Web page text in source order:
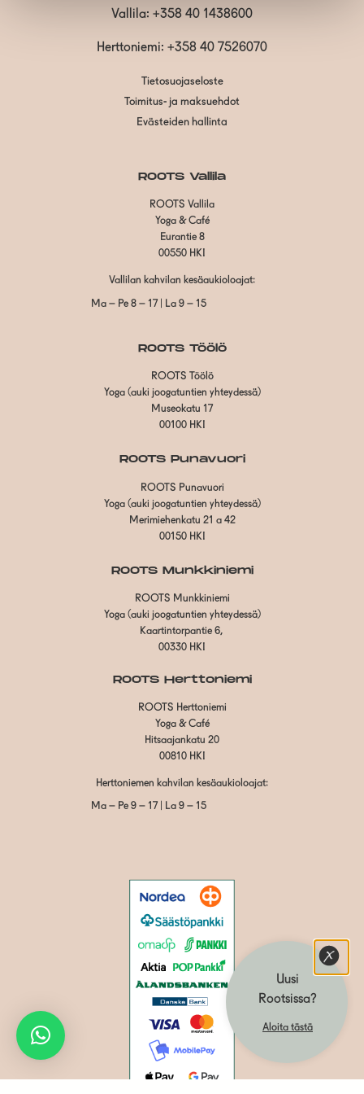
Vallila: +358 40 1438600
Herttoniemi: +358 40 7526070
Tietosuojaseloste
Toimitus- ja maksuehdot
Evästeiden hallinta
ROOTS Vallila
ROOTS Vallila
Yoga & Café
Eurantie 8
00550 HKI
Vallilan kahvilan kesäaukioloajat:
Ma – Pe 8 – 17 | La 9 – 15
ROOTS Töölö
ROOTS Töölö
Yoga (auki joogatuntien yhteydessä)
Museokatu 17
00100 HKI
ROOTS Punavuori
ROOTS Punavuori
Yoga (auki joogatuntien yhteydessä)
Merimiehenkatu 21 a 42
00150 HKI
ROOTS Munkkiniemi
ROOTS Munkkiniemi
Yoga (auki joogatuntien yhteydessä)
Kaartintorpantie 6,
00330 HKI
ROOTS Herttoniemi
ROOTS Herttoniemi
Yoga & Café
Hitsaajankatu 20
00810 HKI
Herttoniemen kahvilan kesäaukioloajat:
Ma – Pe 9 – 17 | La 9 – 15
Uusi
Rootsissa?
Aloita tästä